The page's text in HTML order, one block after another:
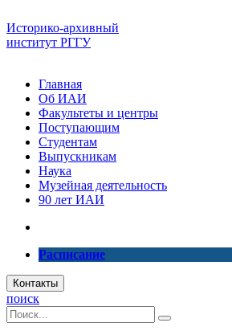
Историко-архивный
институт РГГУ
Главная
Об ИАИ
Факультеты и центры
Поступающим
Студентам
Выпускникам
Наука
Музейная деятельность
90 лет ИАИ
Расписание
Контакты
поиск